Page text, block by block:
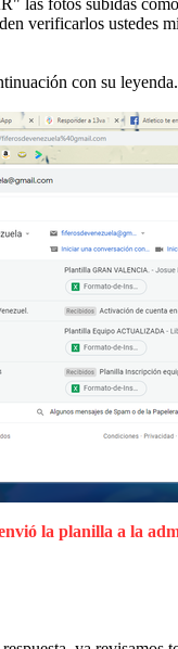
verificarlos ustedes
con su leyenda.
la planilla a la